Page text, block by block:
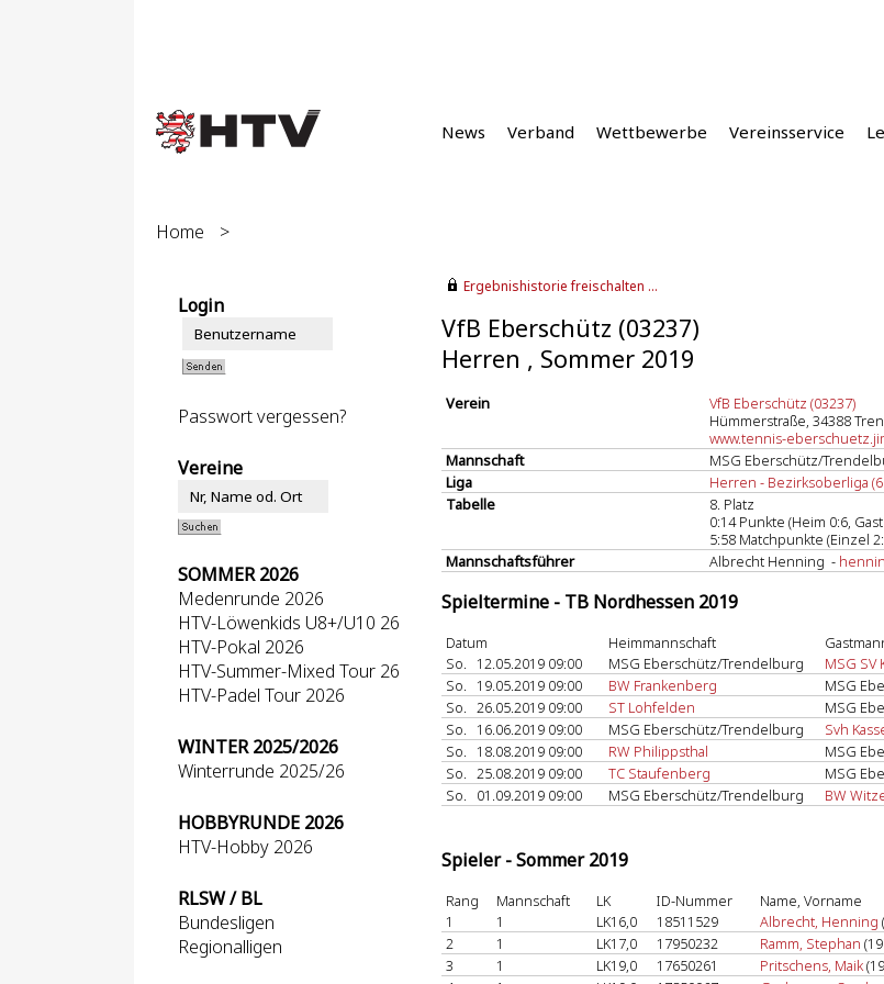
News Verband Wettbewerbe Vereinsservice
Home >
Login
Passwort vergessen?
Vereine
SOMMER 2026
Medenrunde 2026
HTV-Löwenkids U8+/U10 26
HTV-Pokal 2026
HTV-Summer-Mixed Tour 26
HTV-Padel Tour 2026
WINTER 2025/2026
Winterrunde 2025/26
HOBBYRUNDE 2026
HTV-Hobby 2026
RLSW / BL
Bundesligen
Regionalligen
Ergebnishistorie freischalten ...
VfB Eberschütz (03237)
Herren , Sommer 2019
Verein
VfB Eberschütz (03237)
Hümmerstraße, 34388
www.tennis-
Mannschaft
MSG Eberschütz/
Liga
Herren - Bezirksoberliga
Tabelle
8. Platz
0:14 Punkte (Heim 0:6,
5:58 Matchpunkte (Einzel
Mannschaftsführer
Albrecht Henning -
Spieltermine - TB Nordhessen 2019
Datum Heimmannschaft
So.
12.05.2019 09:00 MSG Eberschütz/Trendelburg MSG SV
So.
19.05.2019 09:00 BW Frankenberg MSG
So. 26.05.2019 09:00 ST Lohfelden MSG
So.
16.06.2019 09:00 MSG Eberschütz/Trendelburg Svh
So.
18.08.2019 09:00 RW Philippsthal MSG
So. 25.08.2019 09:00 TC Staufenberg MSG
So.
01.09.2019 09:00 MSG Eberschütz/Trendelburg BW
Spieler - Sommer 2019
Rang Mannschaft LK ID-Nummer Name, Vorname
1
1 LK16,0 18511529 Albrecht, Henning
2
1 LK17,0 17950232 Ramm, Stephan
3
1 LK19,0 17650261 Pritschens, Maik